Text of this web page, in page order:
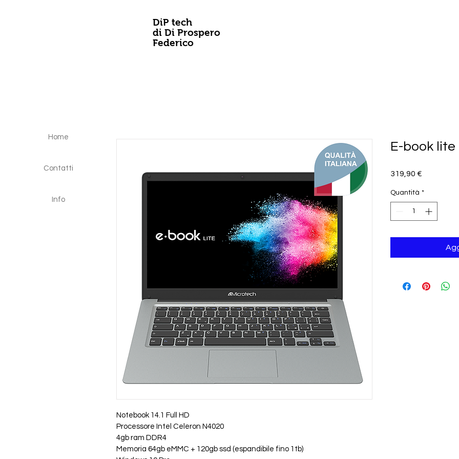
Home
Contatti
Info
DiP tech
di Di Prospero
Federico
Notebook 14.1 Full HD
Processore Intel Celeron N4020
4gb ram DDR4
Memoria 64gb eMMC + 120gb ssd (espandibile fino 1tb)
E-book lite
319,90 €
Quantità *